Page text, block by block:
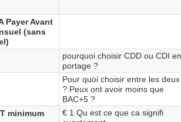
Payer Avant
(sans
pourquoi choisir CDD ou CDI
portage ?
Pour quoi choisir entre les deux
? Peux ont avoir moins que
BAC+5 ?
minimum
€ 1 Qu est ce que ca signifi